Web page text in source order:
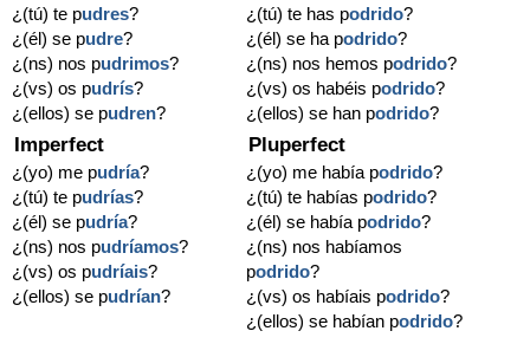
¿(tú) te pudres?
¿(él) se pudre?
¿(ns) nos pudrimos?
¿(vs) os pudrís?
¿(ellos) se pudren?
¿(tú) te has podrido?
¿(él) se ha podrido?
¿(ns) nos hemos podrido?
¿(vs) os habéis podrido?
¿(ellos) se han podrido?
Imperfect
¿(yo) me pudría?
¿(tú) te pudrías?
¿(él) se pudría?
¿(ns) nos pudríamos?
¿(vs) os pudríais?
¿(ellos) se pudrían?
Pluperfect
¿(yo) me había podrido?
¿(tú) te habías podrido?
¿(él) se había podrido?
¿(ns) nos habíamos
podrido?
¿(vs) os habíais podrido?
¿(ellos) se habían podrido?